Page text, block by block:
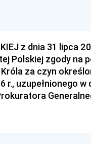
z dnia 31 lipca
Polskiej zgody na
za czyn
uzupełnionego w